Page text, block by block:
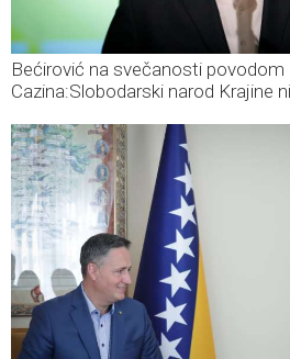
Bećirović na svečanosti povodom
Cazina:Slobodarski narod Krajine